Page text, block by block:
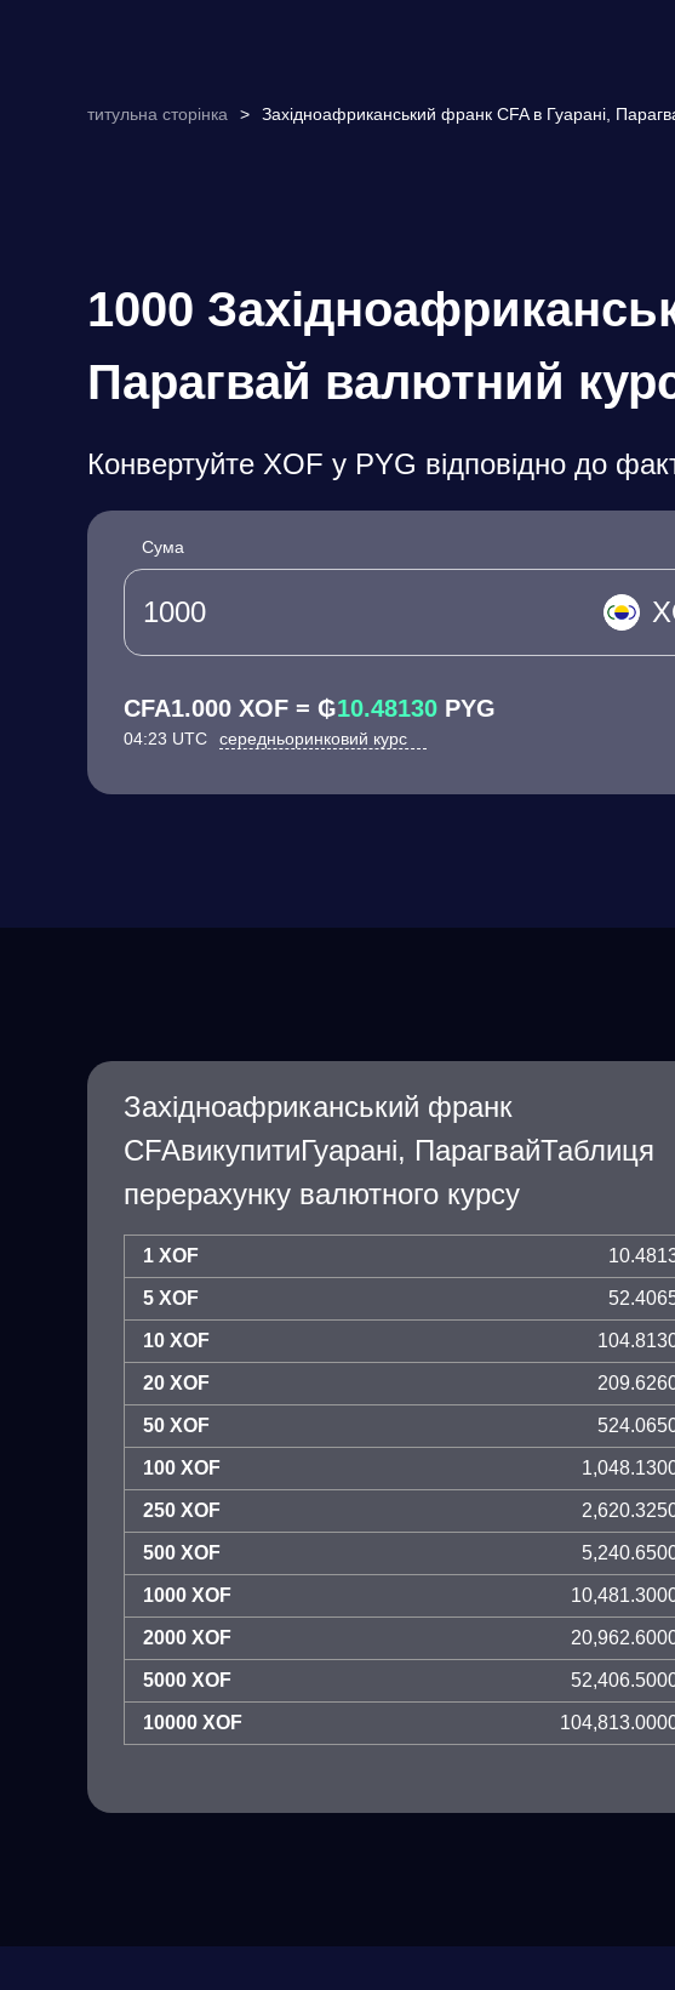
титульна сторінка > Західноафриканський франк CFA в Гуарані,
1000
Парагвай валютний
Конвертуйте XOF у PYG відповідно до
Сума
CFA1.000 XOF = ₲10.48130 PYG
04:23 UTC середньоринковий курс
Західноафриканський франк
CFAвикупитиГуарані, ПарагвайТаблиця
перерахунку валютного курсу
1 XOF
5 XOF
10 XOF
20 XOF
50 XOF
100 XOF
250 XOF
500 XOF
1000 XOF
2000 XOF
5000 XOF
10000 XOF